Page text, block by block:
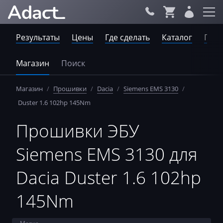
Результаты Цены Где сделать Каталог
Магазин Поиск
Магазин / Прошивки / Dacia / Siemens EMS 3130 /
Duster 1.6 102hp 145Nm
Прошивки ЭБУ
Siemens EMS 3130 для
Dacia Duster 1.6 102hp
145Nm